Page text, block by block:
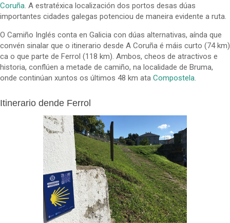
Coruña. A estratéxica localización dos portos desas dúas
importantes cidades galegas potenciou de maneira evidente a ruta.
O Camiño Inglés conta en Galicia con dúas alternativas, aínda que
convén sinalar que o itinerario desde A Coruña é máis curto (74 km)
ca o que parte de Ferrol (118 km). Ambos, cheos de atractivos e
historia, conflúen a metade de camiño, na localidade de Bruma,
onde continúan xuntos os últimos 48 km ata Compostela.
Itinerario dende Ferrol